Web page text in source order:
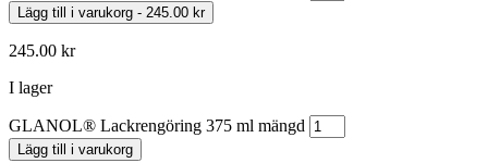
Lägg till i varukorg - 245.00 kr
245.00 kr
I lager
GLANOL® Lackrengöring 375 ml mängd
Lägg till i varukorg